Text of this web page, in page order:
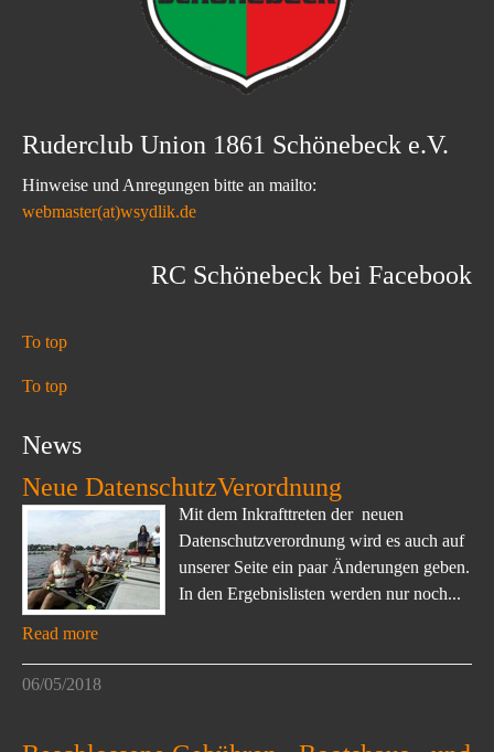
Ruderclub Union 1861 Schönebeck e.V.
Hinweise und Anregungen bitte an mailto:
webmaster(at)wsydlik.de
RC Schönebeck bei Facebook
To top
To top
News
Neue DatenschutzVerordnung
Mit dem Inkrafttreten der neuen
Datenschutzverordnung wird es auch auf
unserer Seite ein paar Änderungen geben.
In den Ergebnislisten werden nur noch...
Read more
06/05/2018